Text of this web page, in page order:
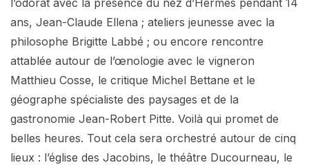
ans, Jean-Claude Ellena ; ateliers jeunesse avec la
philosophe Brigitte Labbé ; ou encore rencontre
attablée autour de l’œnologie avec le vigneron
Matthieu Cosse, le critique Michel Bettane et le
géographe spécialiste des paysages et de la
gastronomie Jean-Robert Pitte. Voilà qui promet de
belles heures. Tout cela sera orchestré autour de cinq
lieux : l’église des Jacobins, le théâtre Ducourneau, le